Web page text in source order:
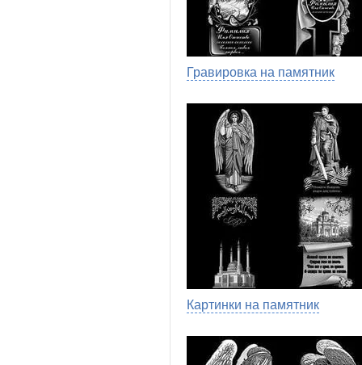
Гравировка на памятник
Картинки на памятник